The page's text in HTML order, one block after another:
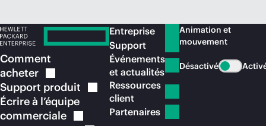
Comment
acheter
Support produit
Écrire à l’équipe
commerciale
Entreprise
Support
Événements
et actualités
Ressources
client
Partenaires
Animation et
mouvement
Désactivé